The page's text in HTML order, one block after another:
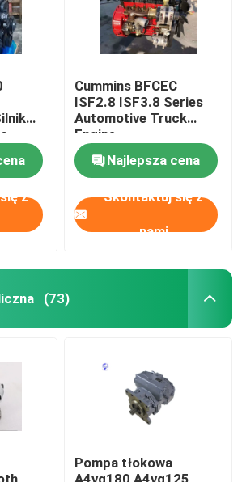
z
Cummins BFCEC
ISF2.8 ISF3.8 Series
Automotive Truck
Engine
Najlepsza cena
Skontaktuj się z
nami
(73)
Pompa tłokowa
A4vg180 A4vg125